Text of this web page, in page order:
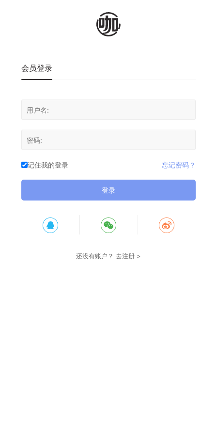
会员登录
记住我的登录 忘记密码？
登录
还没有账户？ 去注册 >